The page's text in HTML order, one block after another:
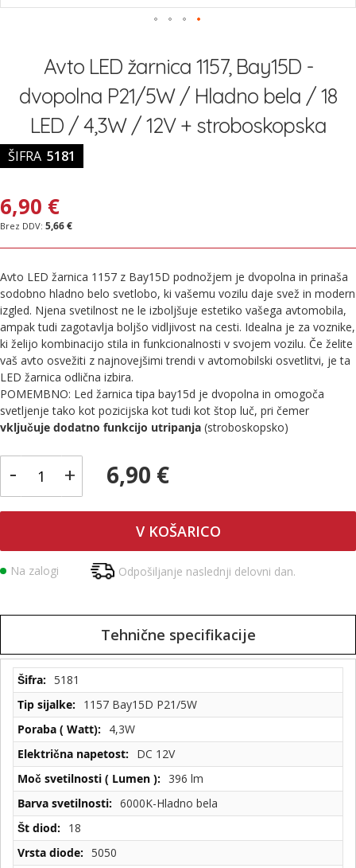
galerije
Avto LED žarnica 1157, Bay15D -
dvopolna P21/5W / Hladno bela / 18
LED / 4,3W / 12V + stroboskopska
ŠIFRA 5181
6,90 €
5,66 €
Avto LED žarnica 1157 z Bay15D podnožjem je dvopolna in prinaša
sodobno hladno belo svetlobo, ki vašemu vozilu daje svež in modern
izgled. Njena svetilnost ne le izboljšuje estetiko vašega avtomobila,
ampak tudi zagotavlja boljšo vidljivost na cesti. Idealna je za voznike,
ki želijo kombinacijo stila in funkcionalnosti v svojem vozilu. Če želite
vaš avto osvežiti z najnovejšimi trendi v avtomobilski osvetlitvi, je ta
LED žarnica odlična izbira.
POMEMBNO: Led žarnica tipa bay15d je dvopolna in omogoča
svetljenje tako kot pozicijska kot tudi kot štop luč, pri čemer
vključuje dodatno funkcijo utripanja (stroboskopsko)
- + 6,90 €
V KOŠARICO
Na zalogi Odpošiljanje naslednji delovni dan.
Tehnične specifikacije
Tehnične
specifikacije
5181
1157 Bay15D P21/5W
4,3W
DC 12V
396 lm
6000K-Hladno bela
18
5050